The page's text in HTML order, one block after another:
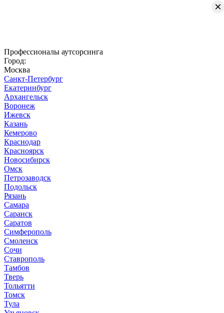
Профессионалы аутсорсинга
Город:
Москва
Санкт-Петербург
Екатеринбург
Архангельск
Воронеж
Ижевск
Казань
Кемерово
Краснодар
Красноярск
Новосибирск
Омск
Петрозаводск
Подольск
Рязань
Самара
Саранск
Саратов
Симферополь
Смоленск
Сочи
Ставрополь
Тамбов
Тверь
Тольятти
Томск
Тула
×